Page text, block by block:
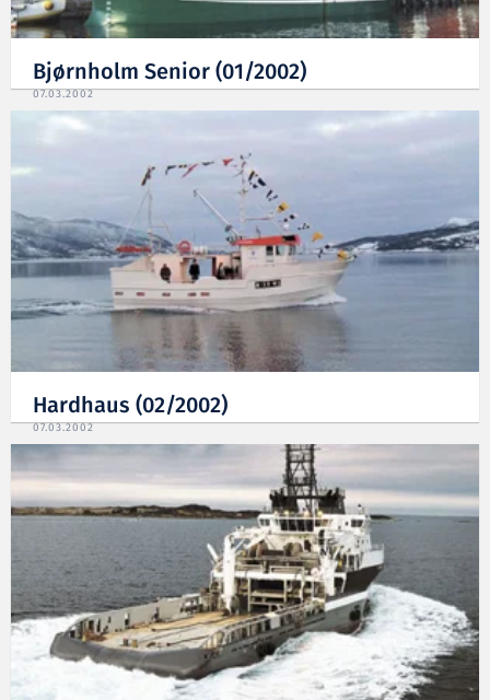
Bjørnholm Senior (01/2002)
07.03.2002
Hardhaus (02/2002)
07.03.2002